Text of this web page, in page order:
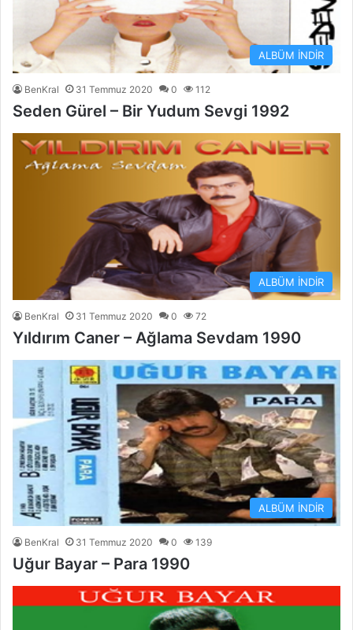
ALBÜM İNDİR
BenKral 31 Temmuz 2020 0 112
Seden Gürel – Bir Yudum Sevgi 1992
ALBÜM İNDİR
BenKral 31 Temmuz 2020 0 72
Yıldırım Caner – Ağlama Sevdam 1990
ALBÜM İNDİR
BenKral 31 Temmuz 2020 0 139
Uğur Bayar – Para 1990